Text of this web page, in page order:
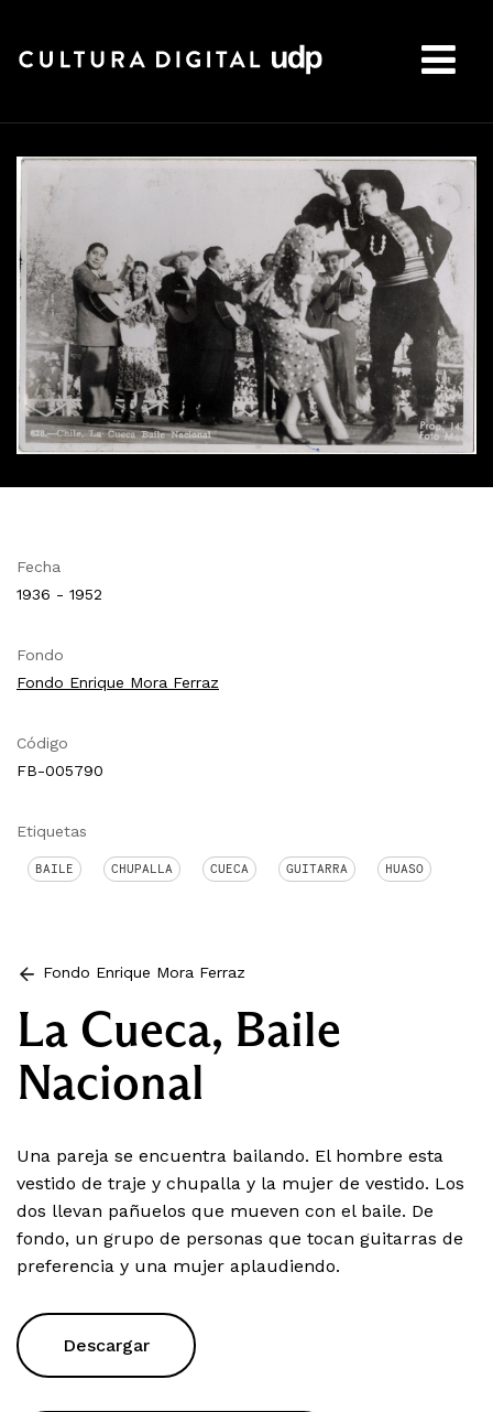
Fecha
1936 - 1952
Fondo
Fondo Enrique Mora Ferraz
Código
FB-005790
Etiquetas
BAILE CHUPALLA CUECA GUITARRA HUASO
Fondo Enrique Mora Ferraz
La Cueca, Baile
Nacional
Una pareja se encuentra bailando. El hombre esta
vestido de traje y chupalla y la mujer de vestido. Los
dos llevan pañuelos que mueven con el baile. De
fondo, un grupo de personas que tocan guitarras de
preferencia y una mujer aplaudiendo.
Descargar